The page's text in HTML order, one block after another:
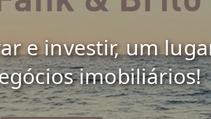
e investir, um
imobiliários!